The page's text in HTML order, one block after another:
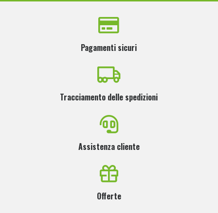
Pagamenti sicuri
Tracciamento delle spedizioni
Assistenza cliente
Offerte